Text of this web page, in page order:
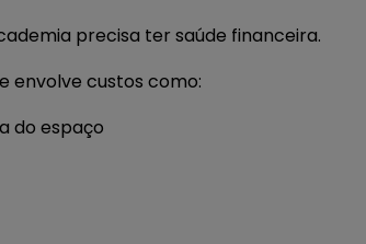
precisa ter saúde financeira.
envolve custos como:
do espaço